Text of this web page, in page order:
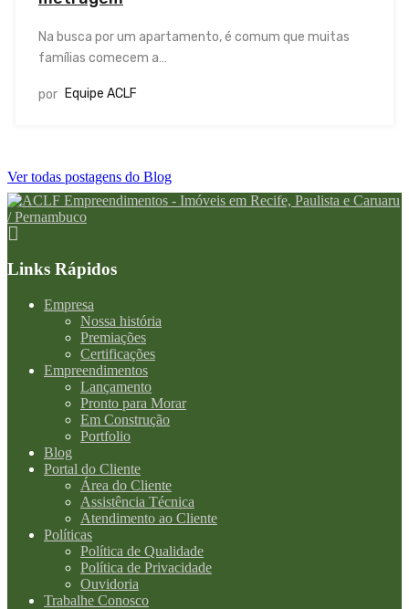
Na busca por um apartamento, é comum que muitas
famílias comecem a…
por Equipe ACLF
Ver todas postagens do Blog
Links Rápidos
Empresa
Nossa história
Premiações
Certificações
Empreendimentos
Lançamento
Pronto para Morar
Em Construção
Portfolio
Blog
Portal do Cliente
Área do Cliente
Assistência Técnica
Atendimento ao Cliente
Políticas
Política de Qualidade
Política de Privacidade
Ouvidoria
Trabalhe Conosco